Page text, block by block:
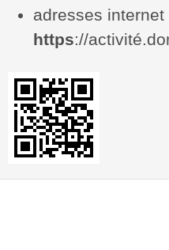
adresses
https://